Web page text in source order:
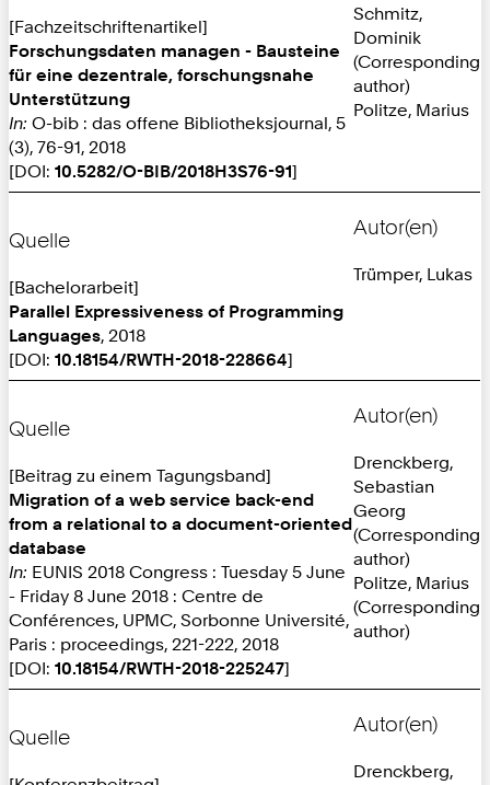
[Fachzeitschriftenartikel]
Forschungsdaten managen - Bausteine
für eine dezentrale, forschungsnahe
Unterstützung
In: O-bib : das offene Bibliotheksjournal, 5
(3), 76-91, 2018
[DOI: 10.5282/O-BIB/2018H3S76-91]
Schmitz,
Dominik
(Corresponding
author)
Politze, Marius
Quelle
[Bachelorarbeit]
Parallel Expressiveness of Programming
Languages, 2018
[DOI: 10.18154/RWTH-2018-228664]
Autor(en)
Trümper, Lukas
Quelle
[Beitrag zu einem Tagungsband]
Migration of a web service back-end
from a relational to a document-oriented
database
In: EUNIS 2018 Congress : Tuesday 5 June
- Friday 8 June 2018 : Centre de
Conférences, UPMC, Sorbonne Université,
Paris : proceedings, 221-222, 2018
[DOI: 10.18154/RWTH-2018-225247]
Autor(en)
Drenckberg,
Sebastian
Georg
(Corresponding
author)
Politze, Marius
(Corresponding
author)
Quelle
Autor(en)
Drenckberg,